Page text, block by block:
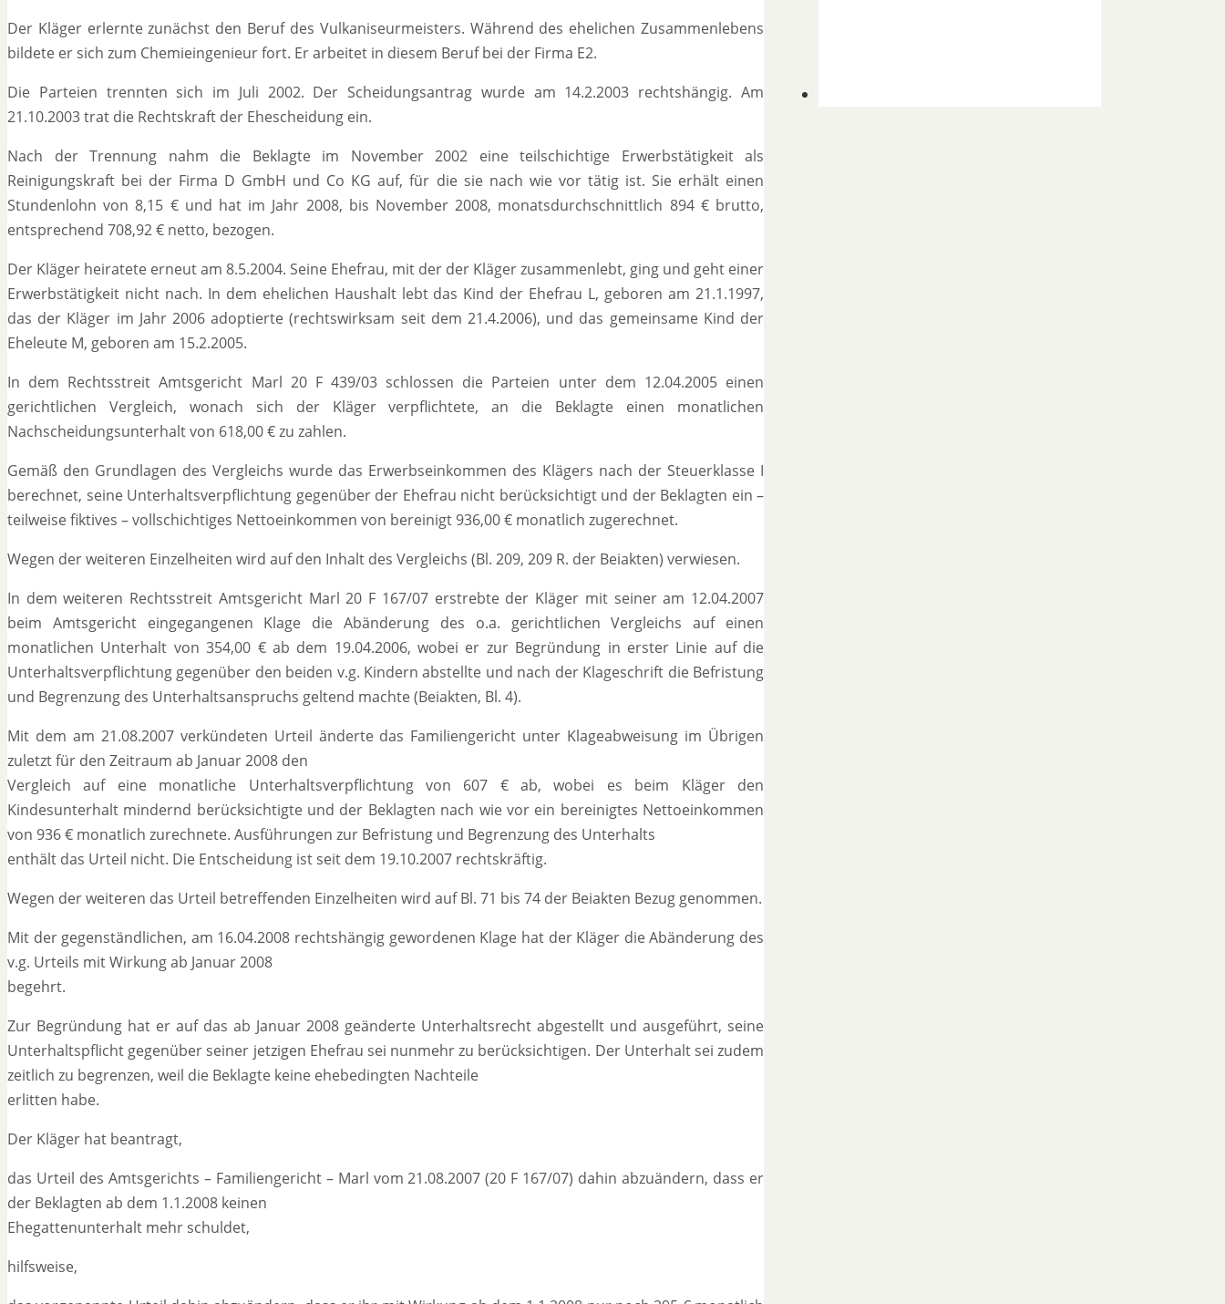
Der Kläger erlernte zunächst den Beruf des Vulkaniseurmeisters. Während des ehelichen Zusammenlebens
bildete er sich zum Chemieingenieur fort. Er arbeitet in diesem Beruf bei der Firma E2.
Die Parteien trennten sich im Juli 2002. Der Scheidungsantrag wurde am 14.2.2003 rechtshängig. Am
21.10.2003 trat die Rechtskraft der Ehescheidung ein.
Nach der Trennung nahm die Beklagte im November 2002 eine teilschichtige Erwerbstätigkeit als
Reinigungskraft bei der Firma D GmbH und Co KG auf, für die sie nach wie vor tätig ist. Sie erhält einen
Stundenlohn von 8,15 € und hat im Jahr 2008, bis November 2008, monatsdurchschnittlich 894 € brutto,
entsprechend 708,92 € netto, bezogen.
Der Kläger heiratete erneut am 8.5.2004. Seine Ehefrau, mit der der Kläger zusammenlebt, ging und geht einer
Erwerbstätigkeit nicht nach. In dem ehelichen Haushalt lebt das Kind der Ehefrau L, geboren am 21.1.1997,
das der Kläger im Jahr 2006 adoptierte (rechtswirksam seit dem 21.4.2006), und das gemeinsame Kind der
Eheleute M, geboren am 15.2.2005.
In dem Rechtsstreit Amtsgericht Marl 20 F 439/03 schlossen die Parteien unter dem 12.04.2005 einen
gerichtlichen Vergleich, wonach sich der Kläger verpflichtete, an die Beklagte einen monatlichen
Nachscheidungsunterhalt von 618,00 € zu zahlen.
Gemäß den Grundlagen des Vergleichs wurde das Erwerbseinkommen des Klägers nach der Steuerklasse I
berechnet, seine Unterhaltsverpflichtung gegenüber der Ehefrau nicht berücksichtigt und der Beklagten ein –
teilweise fiktives – vollschichtiges Nettoeinkommen von bereinigt 936,00 € monatlich zugerechnet.
Wegen der weiteren Einzelheiten wird auf den Inhalt des Vergleichs (Bl. 209, 209 R. der Beiakten) verwiesen.
In dem weiteren Rechtsstreit Amtsgericht Marl 20 F 167/07 erstrebte der Kläger mit seiner am 12.04.2007
beim Amtsgericht eingegangenen Klage die Abänderung des o.a. gerichtlichen Vergleichs auf einen
monatlichen Unterhalt von 354,00 € ab dem 19.04.2006, wobei er zur Begründung in erster Linie auf die
Unterhaltsverpflichtung gegenüber den beiden v.g. Kindern abstellte und nach der Klageschrift die Befristung
und Begrenzung des Unterhaltsanspruchs geltend machte (Beiakten, Bl. 4).
Mit dem am 21.08.2007 verkündeten Urteil änderte das Familiengericht unter Klageabweisung im Übrigen
zuletzt für den Zeitraum ab Januar 2008 den
Vergleich auf eine monatliche Unterhaltsverpflichtung von 607 € ab, wobei es beim Kläger den
Kindesunterhalt mindernd berücksichtigte und der Beklagten nach wie vor ein bereinigtes Nettoeinkommen
von 936 € monatlich zurechnete. Ausführungen zur Befristung und Begrenzung des Unterhalts
enthält das Urteil nicht. Die Entscheidung ist seit dem 19.10.2007 rechtskräftig.
Wegen der weiteren das Urteil betreffenden Einzelheiten wird auf Bl. 71 bis 74 der Beiakten Bezug genommen.
Mit der gegenständlichen, am 16.04.2008 rechtshängig gewordenen Klage hat der Kläger die Abänderung des
v.g. Urteils mit Wirkung ab Januar 2008
begehrt.
Zur Begründung hat er auf das ab Januar 2008 geänderte Unterhaltsrecht abgestellt und ausgeführt, seine
Unterhaltspflicht gegenüber seiner jetzigen Ehefrau sei nunmehr zu berücksichtigen. Der Unterhalt sei zudem
zeitlich zu begrenzen, weil die Beklagte keine ehebedingten Nachteile
erlitten habe.
Der Kläger hat beantragt,
das Urteil des Amtsgerichts – Familiengericht – Marl vom 21.08.2007 (20 F 167/07) dahin abzuändern, dass er
der Beklagten ab dem 1.1.2008 keinen
Ehegattenunterhalt mehr schuldet,
hilfsweise,